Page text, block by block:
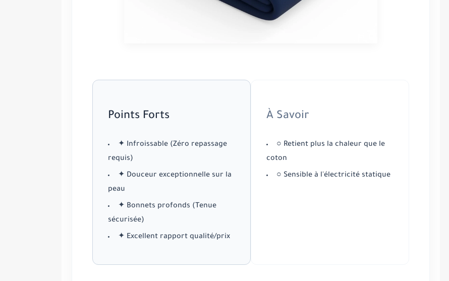
Points Forts
✦ Infroissable (Zéro repassage
requis)
✦ Douceur exceptionnelle sur la
peau
✦ Bonnets profonds (Tenue
sécurisée)
✦ Excellent rapport qualité/prix
À Savoir
○ Retient plus la chaleur que le
coton
○ Sensible à l'électricité statique